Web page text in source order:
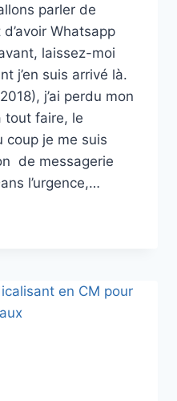
parler de
Whatsapp
laissez-moi
j’en suis arrivé là.
j’ai perdu mon
tout faire, le
coup je me suis
de messagerie
l’urgence,…